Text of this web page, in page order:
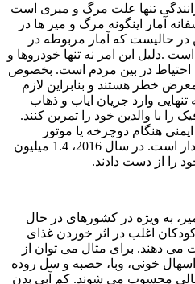
تنها علت مرگ و میری است
آمار اینگونه مرگ و میر ها در
در حالیست که آمار مربوطه در
.دلیل این امر نه تنها خودروها و
احتیاط در بین مردم است. بخصوص
خطر هستند و بنابراین لازم
وارد جریان ایاب و ذهاب
را با والدین خود را تمرین کنند.
هنگام دوچرخه یا موتور
سواری از اهمیت خاصی برخوردار است. در سال 2016، 1.4 میلیون
را از دست دادند.
به ویژه در کشورهای در حال
اغلب در اثر خوردن غذای
می دهند. برای مثال می توان از
خونی، وبا، حصبه و سل روده
محسوب می شوند. کم آبی بدن